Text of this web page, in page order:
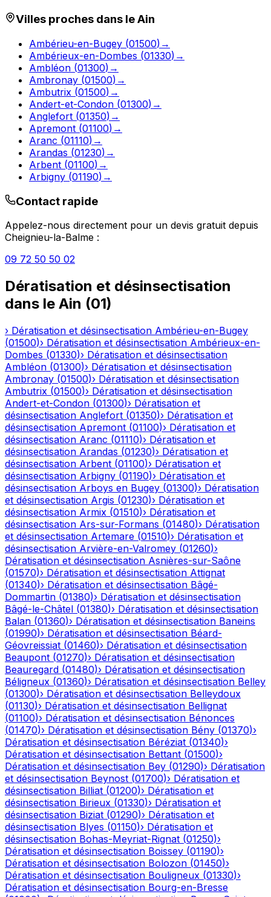
Villes proches dans leAin
Ambérieu-en-Bugey (01500) →
Ambérieux-en-Dombes (01330) →
Ambléon (01300) →
Ambronay (01500) →
Ambutrix (01500) →
Andert-et-Condon (01300) →
Anglefort (01350) →
Apremont (01100) →
Aranc (01110) →
Arandas (01230) →
Arbent (01100) →
Arbigny (01190) →
Contact rapide
Appelez-nous directement pour un devis gratuit depuis
Cheignieu-la-Balme :
09 72 50 50 02
Dératisation et désinsectisation
dans le Ain (01)
› Dératisation et désinsectisation Ambérieu-en-Bugey
(01500)› Dératisation et désinsectisation Ambérieux-en-
Dombes (01330)› Dératisation et désinsectisation
Ambléon (01300)› Dératisation et désinsectisation
Ambronay (01500)› Dératisation et désinsectisation
Ambutrix (01500)› Dératisation et désinsectisation
Andert-et-Condon (01300)› Dératisation et
désinsectisation Anglefort (01350)› Dératisation et
désinsectisation Apremont (01100)› Dératisation et
désinsectisation Aranc (01110)› Dératisation et
désinsectisation Arandas (01230)› Dératisation et
désinsectisation Arbent (01100)› Dératisation et
désinsectisation Arbigny (01190)› Dératisation et
désinsectisation Arboys en Bugey (01300)› Dératisation
et désinsectisation Argis (01230)› Dératisation et
désinsectisation Armix (01510)› Dératisation et
désinsectisation Ars-sur-Formans (01480)› Dératisation
et désinsectisation Artemare (01510)› Dératisation et
désinsectisation Arvière-en-Valromey (01260)›
Dératisation et désinsectisation Asnières-sur-Saône
(01570)› Dératisation et désinsectisation Attignat
(01340)› Dératisation et désinsectisation Bâgé-
Dommartin (01380)› Dératisation et désinsectisation
Bâgé-le-Châtel (01380)› Dératisation et désinsectisation
Balan (01360)› Dératisation et désinsectisation Baneins
(01990)› Dératisation et désinsectisation Béard-
Géovreissiat (01460)› Dératisation et désinsectisation
Beaupont (01270)› Dératisation et désinsectisation
Beauregard (01480)› Dératisation et désinsectisation
Béligneux (01360)› Dératisation et désinsectisation Belley
(01300)› Dératisation et désinsectisation Belleydoux
(01130)› Dératisation et désinsectisation Bellignat
(01100)› Dératisation et désinsectisation Bénonces
(01470)› Dératisation et désinsectisation Bény (01370)›
Dératisation et désinsectisation Béréziat (01340)›
Dératisation et désinsectisation Bettant (01500)›
Dératisation et désinsectisation Bey (01290)› Dératisation
et désinsectisation Beynost (01700)› Dératisation et
désinsectisation Billiat (01200)› Dératisation et
désinsectisation Birieux (01330)› Dératisation et
désinsectisation Biziat (01290)› Dératisation et
désinsectisation Blyes (01150)› Dératisation et
désinsectisation Bohas-Meyriat-Rignat (01250)›
Dératisation et désinsectisation Boissey (01190)›
Dératisation et désinsectisation Bolozon (01450)›
Dératisation et désinsectisation Bouligneux (01330)›
Dératisation et désinsectisation Bourg-en-Bresse